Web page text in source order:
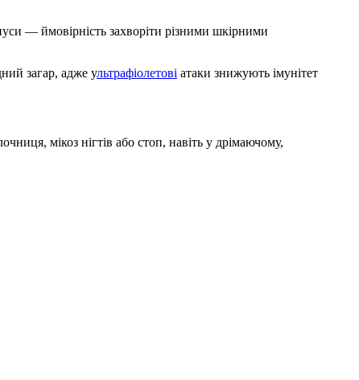
— ймовірність захворіти різними шкірними
загар, адже ультрафіолетові атаки знижують імунітет
мікоз нігтів або стоп, навіть у дрімаючому,